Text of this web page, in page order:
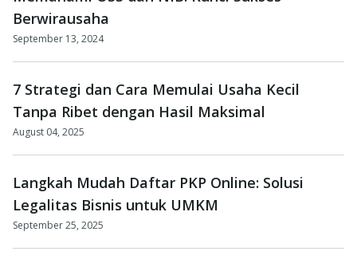
Berwirausaha
September 13, 2024
7 Strategi dan Cara Memulai Usaha Kecil
Tanpa Ribet dengan Hasil Maksimal
August 04, 2025
Langkah Mudah Daftar PKP Online: Solusi
Legalitas Bisnis untuk UMKM
September 25, 2025